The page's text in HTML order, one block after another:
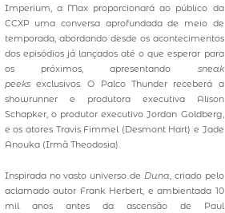
Imperium, a Max proporcionará ao público da
CCXP uma conversa aprofundada de meio de
temporada, abordando desde os acontecimentos
dos episódios já lançados até o que esperar para
os próximos, apresentando sneak
peeksexclusivos. O Palco Thunder receberá a
showrunner e produtora executiva Alison
Schapker, o produtor executivo Jordan Goldberg,
e os atores Travis Fimmel (Desmont Hart) e Jade
Anouka (Irmã Theodosia).
Inspirada no vasto universo de Duna, criado pelo
aclamado autor Frank Herbert, e ambientada 10
mil anos antes da ascensão de Paul